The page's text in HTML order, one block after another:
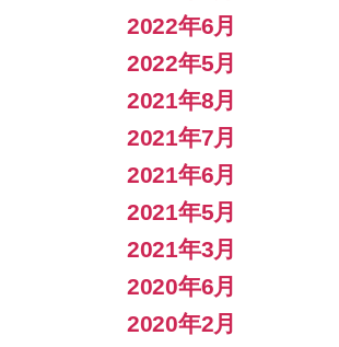
2022年6月
2022年5月
2021年8月
2021年7月
2021年6月
2021年5月
2021年3月
2020年6月
2020年2月